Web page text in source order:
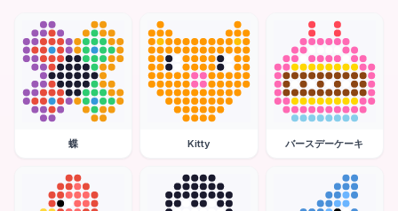
蝶 Kitty バースデーケーキ